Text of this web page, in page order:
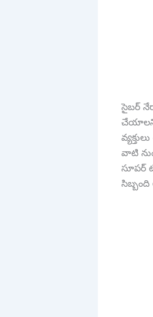
సైబర్
చేయాలని
వాటి
సూపర్